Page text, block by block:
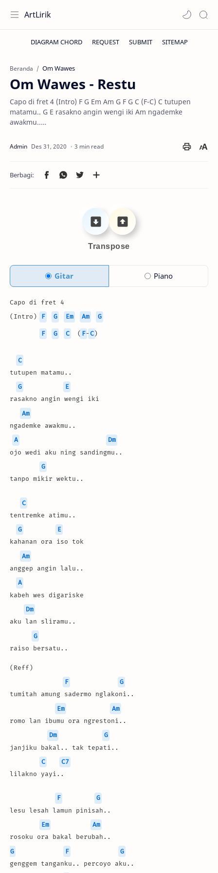
ArtLirik
Beranda Om Wawes
Om Wawes - Restu
Capo di fret 4 (Intro) F G Em Am G F G C (F-C) C tutupen
matamu.. G E rasakno angin wengi iki Am ngademke
awakmu..…
3 min read
Transpose
Gitar Piano
Capo di fret 4
(Intro)
F G Em Am G
F G C
  (
F-C )
C
tutupen matamu..
G
E
rasakno angin wengi iki
Am
ngademke awakmu..
A
Dm
ojo wedi aku ning sandingmu..
G
tanpo mikir wektu..
C
tentremke atimu..
G
E
kahanan ora iso tok
Am
anggep angin lalu..
A
kabeh wes digariske
Dm
aku lan sliramu..
G
raiso bersatu..
(Reff)
F
G
tumitah amung sadermo nglakoni..
Em
Am
romo lan ibumu ora ngrestoni..
Dm
G
janjiku bakal.. tak tepati..
C
C7
lilakno yayi..
F
G
lesu lesah lamun pinisah..
Em
Am
rosoku ora bakal berubah..
G
F
G
genggem tanganku.. percoyo aku..